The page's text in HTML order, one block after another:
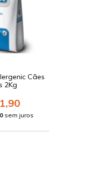
Cães
2Kg
sem juros